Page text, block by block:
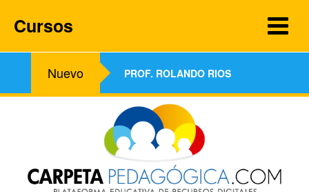
Nuevo PROF. ROLANDO RIOS
Cursos